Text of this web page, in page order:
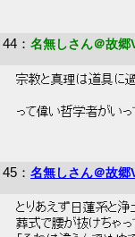
44 ： 名無しさん＠故郷
宗教と真理は道具に
って偉い哲学者がいっ
45 ： 名無しさん＠故郷
とりあえず日蓮系と浄
葬式で腰が抜けちゃ